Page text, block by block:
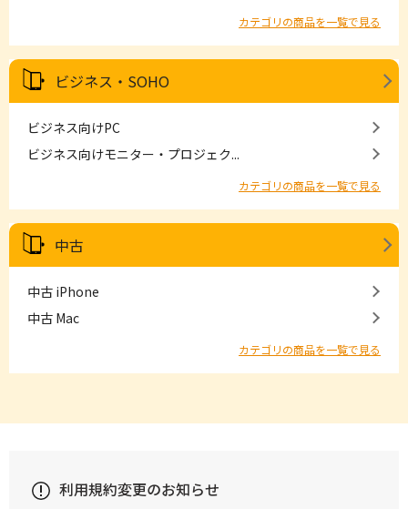
カテゴリの商品を一覧で見る
ビジネス・SOHO
ビジネス向けPC
ビジネス向けモニター・プロジェク...
カテゴリの商品を一覧で見る
中古
中古 iPhone
中古 Mac
カテゴリの商品を一覧で見る
利用規約変更のお知らせ